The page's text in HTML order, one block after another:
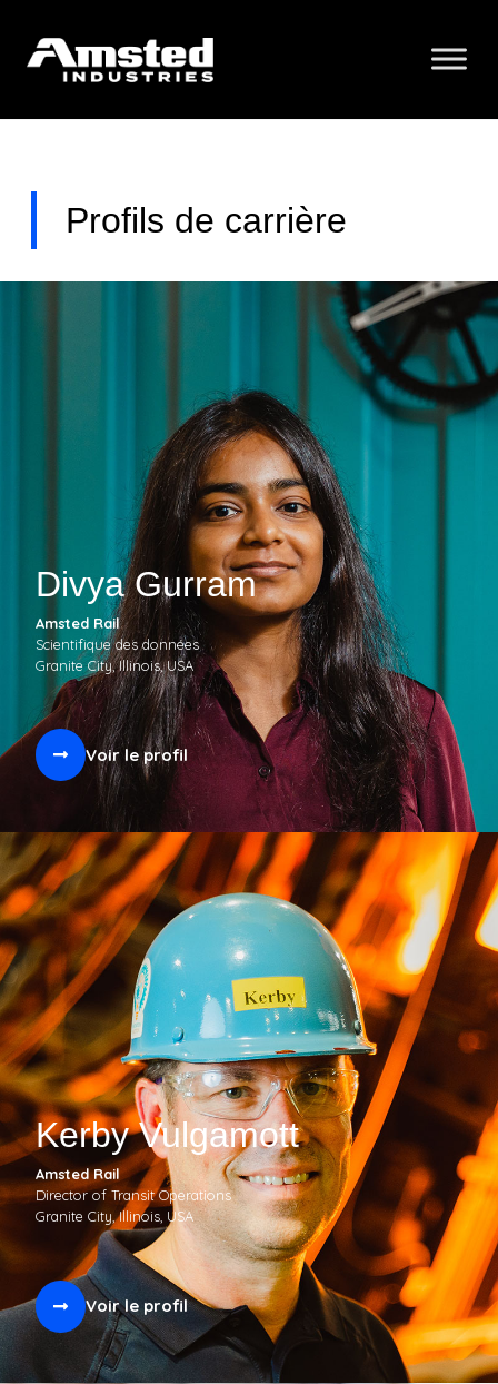
Profils de carrière
Divya Gurram
Amsted Rail
Scientifique des données
Granite City, Illinois, USA
Voir le profil
Kerby Vulgamott
Amsted Rail
Director of Transit Operations
Granite City, Illinois, USA
Voir le profil